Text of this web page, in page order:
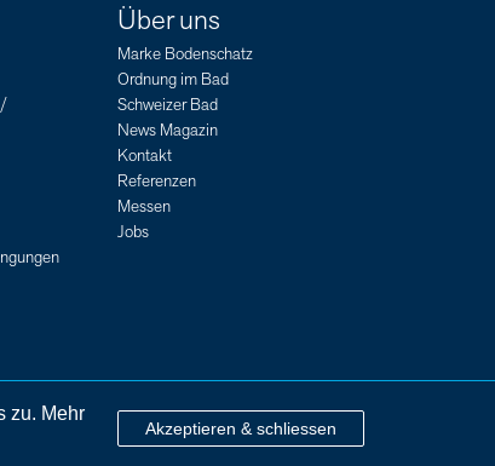
Über uns
Marke Bodenschatz
Ordnung im Bad
Schweizer Bad
News Magazin
Kontakt
Referenzen
Messen
Jobs
zu. Mehr
Akzeptieren & schliessen